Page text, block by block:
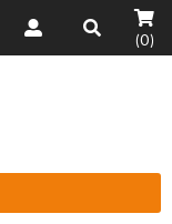
(0)